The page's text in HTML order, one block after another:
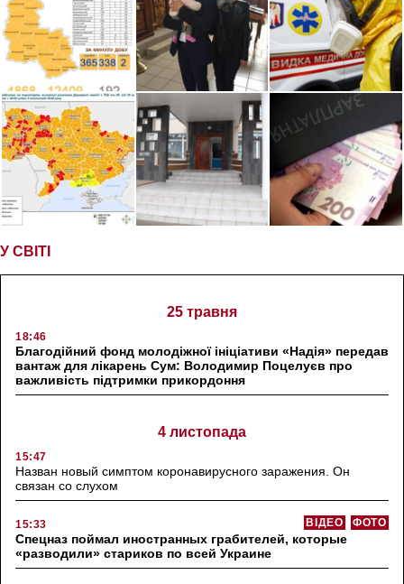
У СВІТІ
25 травня
18:46
Благодійний фонд молодіжної ініціативи «Надія» передав
вантаж для лікарень Сум: Володимир Поцелуєв про
важливість підтримки прикордоння
4 листопада
15:47
Назван новый симптом коронавирусного заражения. Он
связан со слухом
15:33 ФОТО
ВІДЕО
Спецназ поймал иностранных грабителей, которые
«разводили» стариков по всей Украине